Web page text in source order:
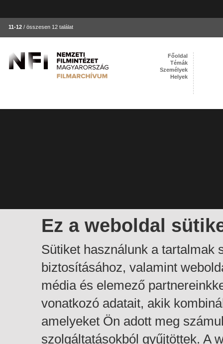
11-12 / összesen 12 találat
Ez a weboldal
Sütiket használunk a tartalmak
biztosításához, valamint
média és elemező
vonatkozó adatait, akik
amelyeket Ön adott meg
szolgáltatásokból gyűjtöttek. A
Főoldal
Témák
Személyek
Helyek